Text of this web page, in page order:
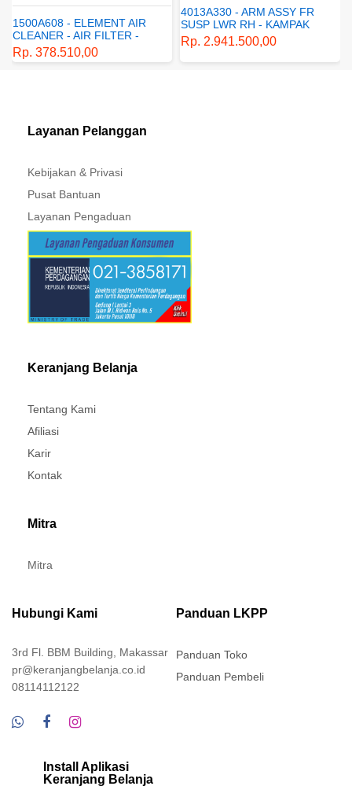
SUSP LWR RH - KAMPAK
DEPAN BAWAH KANAN -
GENUINE SPAREPART -
MITSUBISHI - XPANDER
Rp. 2.941.500,00
4162A413 - SHOCK
ABSORBER RR SUSP -
SUSPENSI BELAKANG -
SHOCKBREAKER BELAKANG
Rp. 1.198.800,00
Layanan Pelanggan
Kebijakan & Privasi
Pusat Bantuan
Layanan Pengaduan
Keranjang Belanja
Tentang Kami
Afiliasi
Karir
Kontak
Mitra
Mitra
Hubungi Kami
3rd Fl. BBM Building, Makassar
pr@keranjangbelanja.co.id
08114112122
Panduan LKPP
Panduan Toko
Panduan Pembeli
Install Aplikasi
Keranjang Belanja